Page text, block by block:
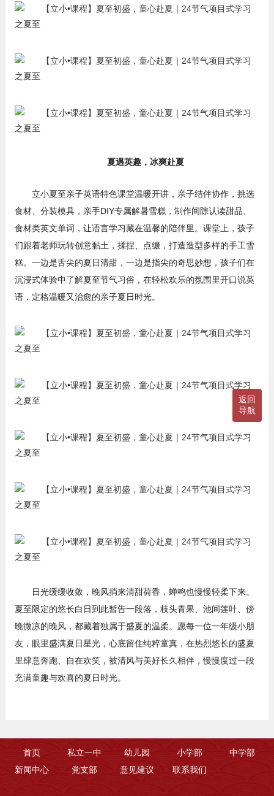
返回
导航
夏遇英趣，冰爽赴夏
立小夏至亲子英语特色课堂温暖开讲，亲子结伴协作，挑选
食材、分装模具，亲手DIY专属解暑雪糕，制作间隙认读甜品、
食材类英文单词，让语言学习藏在温馨的陪伴里。课堂上，孩子
们跟着老师玩转创意黏土，揉捏、点缀，打造造型多样的手工雪
糕。一边是舌尖的夏日清甜，一边是指尖的奇思妙想，孩子们在
沉浸式体验中了解夏至节气习俗，在轻松欢乐的氛围里开口说英
语，定格温暖又治愈的亲子夏日时光。
日光缓缓收敛，晚风捎来清甜荷香，蝉鸣也慢慢轻柔下来。
夏至限定的悠长白日到此暂告一段落，枝头青果、池间莲叶、傍
晚微凉的晚风，都藏着独属于盛夏的温柔。愿每一位一年级小朋
友，眼里盛满夏日星光，心底留住纯粹童真，在热烈悠长的盛夏
里肆意奔跑、自在欢笑，被清风与美好长久相伴，慢慢度过一段
充满童趣与欢喜的夏日时光。
首页 私立一中 幼儿园 小学部
中学部
新闻中心
党支部 意见建议 联系我们